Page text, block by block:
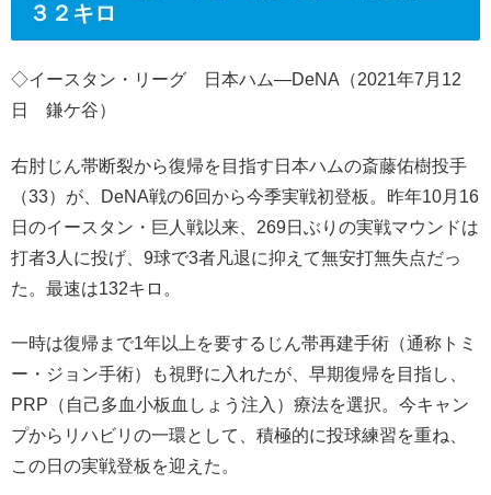
３２キロ
◇イースタン・リーグ 日本ハム―DeNA（2021年7月12
日 鎌ケ谷）
右肘じん帯断裂から復帰を目指す日本ハムの斎藤佑樹投手
（33）が、DeNA戦の6回から今季実戦初登板。昨年10月16
日のイースタン・巨人戦以来、269日ぶりの実戦マウンドは
打者3人に投げ、9球で3者凡退に抑えて無安打無失点だっ
た。最速は132キロ。
一時は復帰まで1年以上を要するじん帯再建手術（通称トミ
ー・ジョン手術）も視野に入れたが、早期復帰を目指し、
PRP（自己多血小板血しょう注入）療法を選択。今キャン
プからリハビリの一環として、積極的に投球練習を重ね、
この日の実戦登板を迎えた。